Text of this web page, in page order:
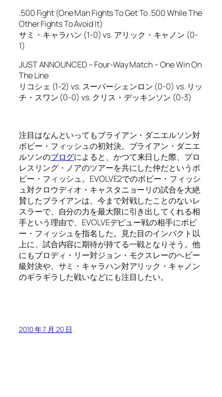
.500 Fight (One Man Fights To Get To .500 While The
Other Fights To Avoid It)
サミ・キャラハン (1-0) vs. アリック・キャノン (0-
1)
JUST ANNOUNCED – Four-Way Match – One Win On
The Line
リコシェ (1-2) vs. スーパーシェンロン (0-0) vs. リッ
チ・スワン (0-0) vs. クリス・デッキンソン (0-3)
注目はなんといってもブライアン・ダニエルソン対
ボビー・フィッシュの初対決。ブライアン・ダニエ
ルソンのブログによると、かつて来日した際、プロ
レスリング・ノアのツアーを共にした仲だというボ
ビー・フィッシュ。EVOLVE2でのボビー・フィッシ
ュ対クロウディオ・キャスタニョーリの試合を大絶
賛したブライアンは、今まで対戦したことのないレ
スラーで、自分の力を最大限に引き出してくれる相
手という理由で、EVOLVEデビュー戦の相手にボビ
ー・フィッシュを指名した。見た目のインパクト以
上に、試合内容に期待が持てる一戦となりそう。他
にもブロディ・リー対ジョン・モクスレーのヘビー
級対決や、サミ・キャラハン対アリック・キャノン
のギラギラした戦いなどにも注目したい。
2010 年 7 月 20 日